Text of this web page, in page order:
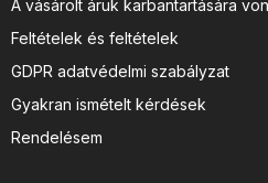
A vásárolt áruk karbantartására
Feltételek és feltételek
GDPR adatvédelmi szabályzat
Gyakran ismételt kérdések
Rendelésem